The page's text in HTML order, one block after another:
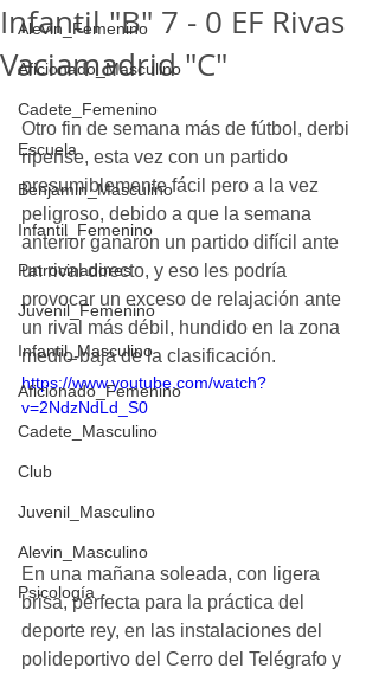
Alevin_Femenino
Aficionado_Masculino
Cadete_Femenino
Escuela
Benjamin_Masculino
Infantil_Femenino
Patrocinadores
Juvenil_Femenino
Infantil_Masculino
Aficionado_Femenino
Cadete_Masculino
Club
Juvenil_Masculino
Alevin_Masculino
Psicología
Infantil "B" 7 - 0 EF Rivas
Vaciamadrid "C"
Otro fin de semana más de fútbol, derbi
ripense, esta vez con un partido
presumiblemente fácil pero a la vez
peligroso, debido a que la semana
anterior ganaron un partido difícil ante
un rival directo, y eso les podría
provocar un exceso de relajación ante
un rival más débil, hundido en la zona
medio-baja de la clasificación.
https://www.youtube.com/watch?
v=2NdzNdLd_S0
En una mañana soleada, con ligera
brisa, perfecta para la práctica del
deporte rey, en las instalaciones del
polideportivo del Cerro del Telégrafo y